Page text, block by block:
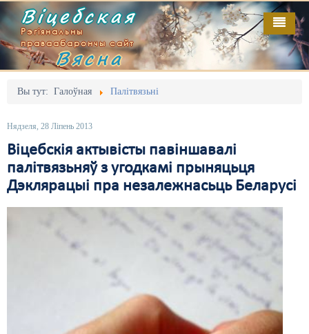
Віцебская
Рэгіянальны
праваабарончы сайт
Вясна
Вы тут: Галоўная Палітвязьні
Нядзеля, 28 Ліпень 2013
Віцебскія актывісты павіншавалі
палітвязьняў з угодкамі прыняцьця
Дэклярацыі пра незалежнасьць Беларусі
Галоўная
Адміністрацыйны перасьлед
Безбар'ернае асяродзьдзе
Выбары
Дзяржава
Выданьні
Кантакт
Пра нас